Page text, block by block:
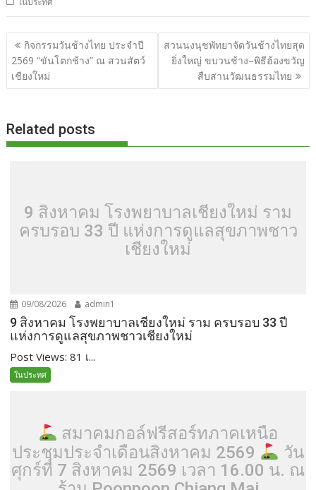
e
b
o
o
itt
er
d
di
t
e g
g
er
m
bl
r
er
e
st
p
y
Li
n
ar
e
แนะแนว
เรื่อง
กิจกรรมวันช้างไทย ประจำปี
2569 “ขันโตกช้าง” ณ สวนสัตว์
เชียงใหม่
สวนนงนุชพัทยาจัดวันช้างไทยสุด
ยิ่งใหญ่ ขบวนช้าง–พิธีฮ้องขวัญ
สืบสานวัฒนธรรมไทย
Related posts
9 สิงหาคม โรงพยาบาลเชียงใหม่ ราม
ครบรอบ 33 ปี แห่งการดูแลสุขภาพชาว
เชียงใหม่
09/08/2026 admin1
9 สิงหาคม โรงพยาบาลเชียงใหม่ ราม ครบรอบ 33 ปี
แห่งการดูแลสุขภาพชาวเชียงใหม่
Post Views: 81 เ...
ในประทศ
สมาคมกอล์ฟรีสอร์ทภาคเหนือ
ประชุมประจำเดือนสิงหาคม 2569
วัน
ศุกร์ที่ 7 สิงหาคม 2569 เวลา 16.00 น. ณ